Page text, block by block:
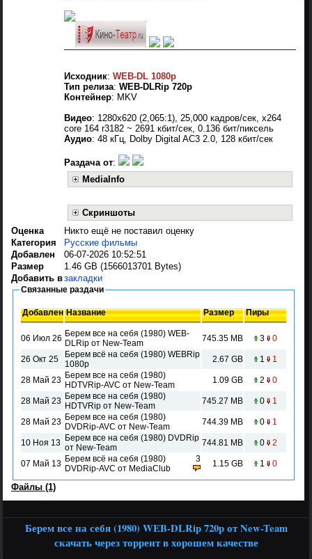
Исходник: WEB-DL 1080p
Тип релиза: WEB-DLRip 720p
Контейнер: MKV
Видео: 1280x620 (2,065:1), 25,000 кадров/сек, x264
core 164 r3182 ~ 2691 кбит/сек, 0.136 бит/пиксель
Аудио: 48 кГц, Dolby Digital AC3 2.0, 128 кбит/сек
Раздача от:
MediaInfo
Скриншоты
Оценка
Никто ещё не поставил оценку
Категория
Русские фильмы
Добавлен
06-07-2026 10:52:51
Размер
1.46 GB (1566013701 Bytes)
Добавить взакладки
Связанные раздачи
Добавлен Название Размер Пиры
06 Июл 26 Берем все на себя (1980) WEB-
DLRip от New-Team
745.35 MB 3 0
26 Окт 25
Берем всё на себя (1980) WEBRip
1080p
2.67 GB 1 1
28 Май 23 Берем все на себя (1980)
HDTVRip-AVC от New-Team
1.09 GB 2 0
28 Май 23 Берем все на себя (1980)
HDTVRip от New-Team
745.27 MB 0 1
28 Май 23 Берем все на себя (1980)
DVDRip-AVC от New-Team
744.39 MB 0 1
10 Ноя 13
Берем все на себя (1980) DVDRip
от New-Team
744.81 MB 0 2
07 Май 13 Берем всё на себя (1980)
DVDRip-AVC от MediaClub
3 1.15 GB 1 0
Файлы (1)
Берем все на себя (1980) WEB-DLRip 720p от New-Team
скачать через торрент в хорошем качестве